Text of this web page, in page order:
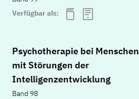
Verfügbar als:
Psychotherapie bei Menschen
mit Störungen der
Intelligenzentwicklung
Band 98